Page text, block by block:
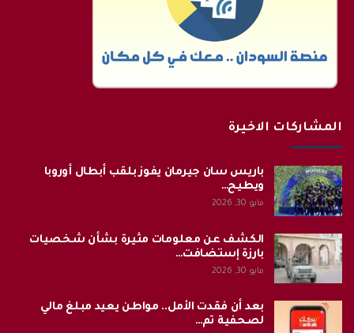
المشاركات الاخيرة
باريس سان جيرمان يفوز بلقب أبطال أوروبا
ويطيح…
مايو 30, 2026
الكشف عن معلومات مثيرة بشأن شخصيات
بارزة إستضافت…
مايو 30, 2026
بعد أن فقدت الأمل.. مواطن يعيد مبلغ مالي
لصحفية تم…